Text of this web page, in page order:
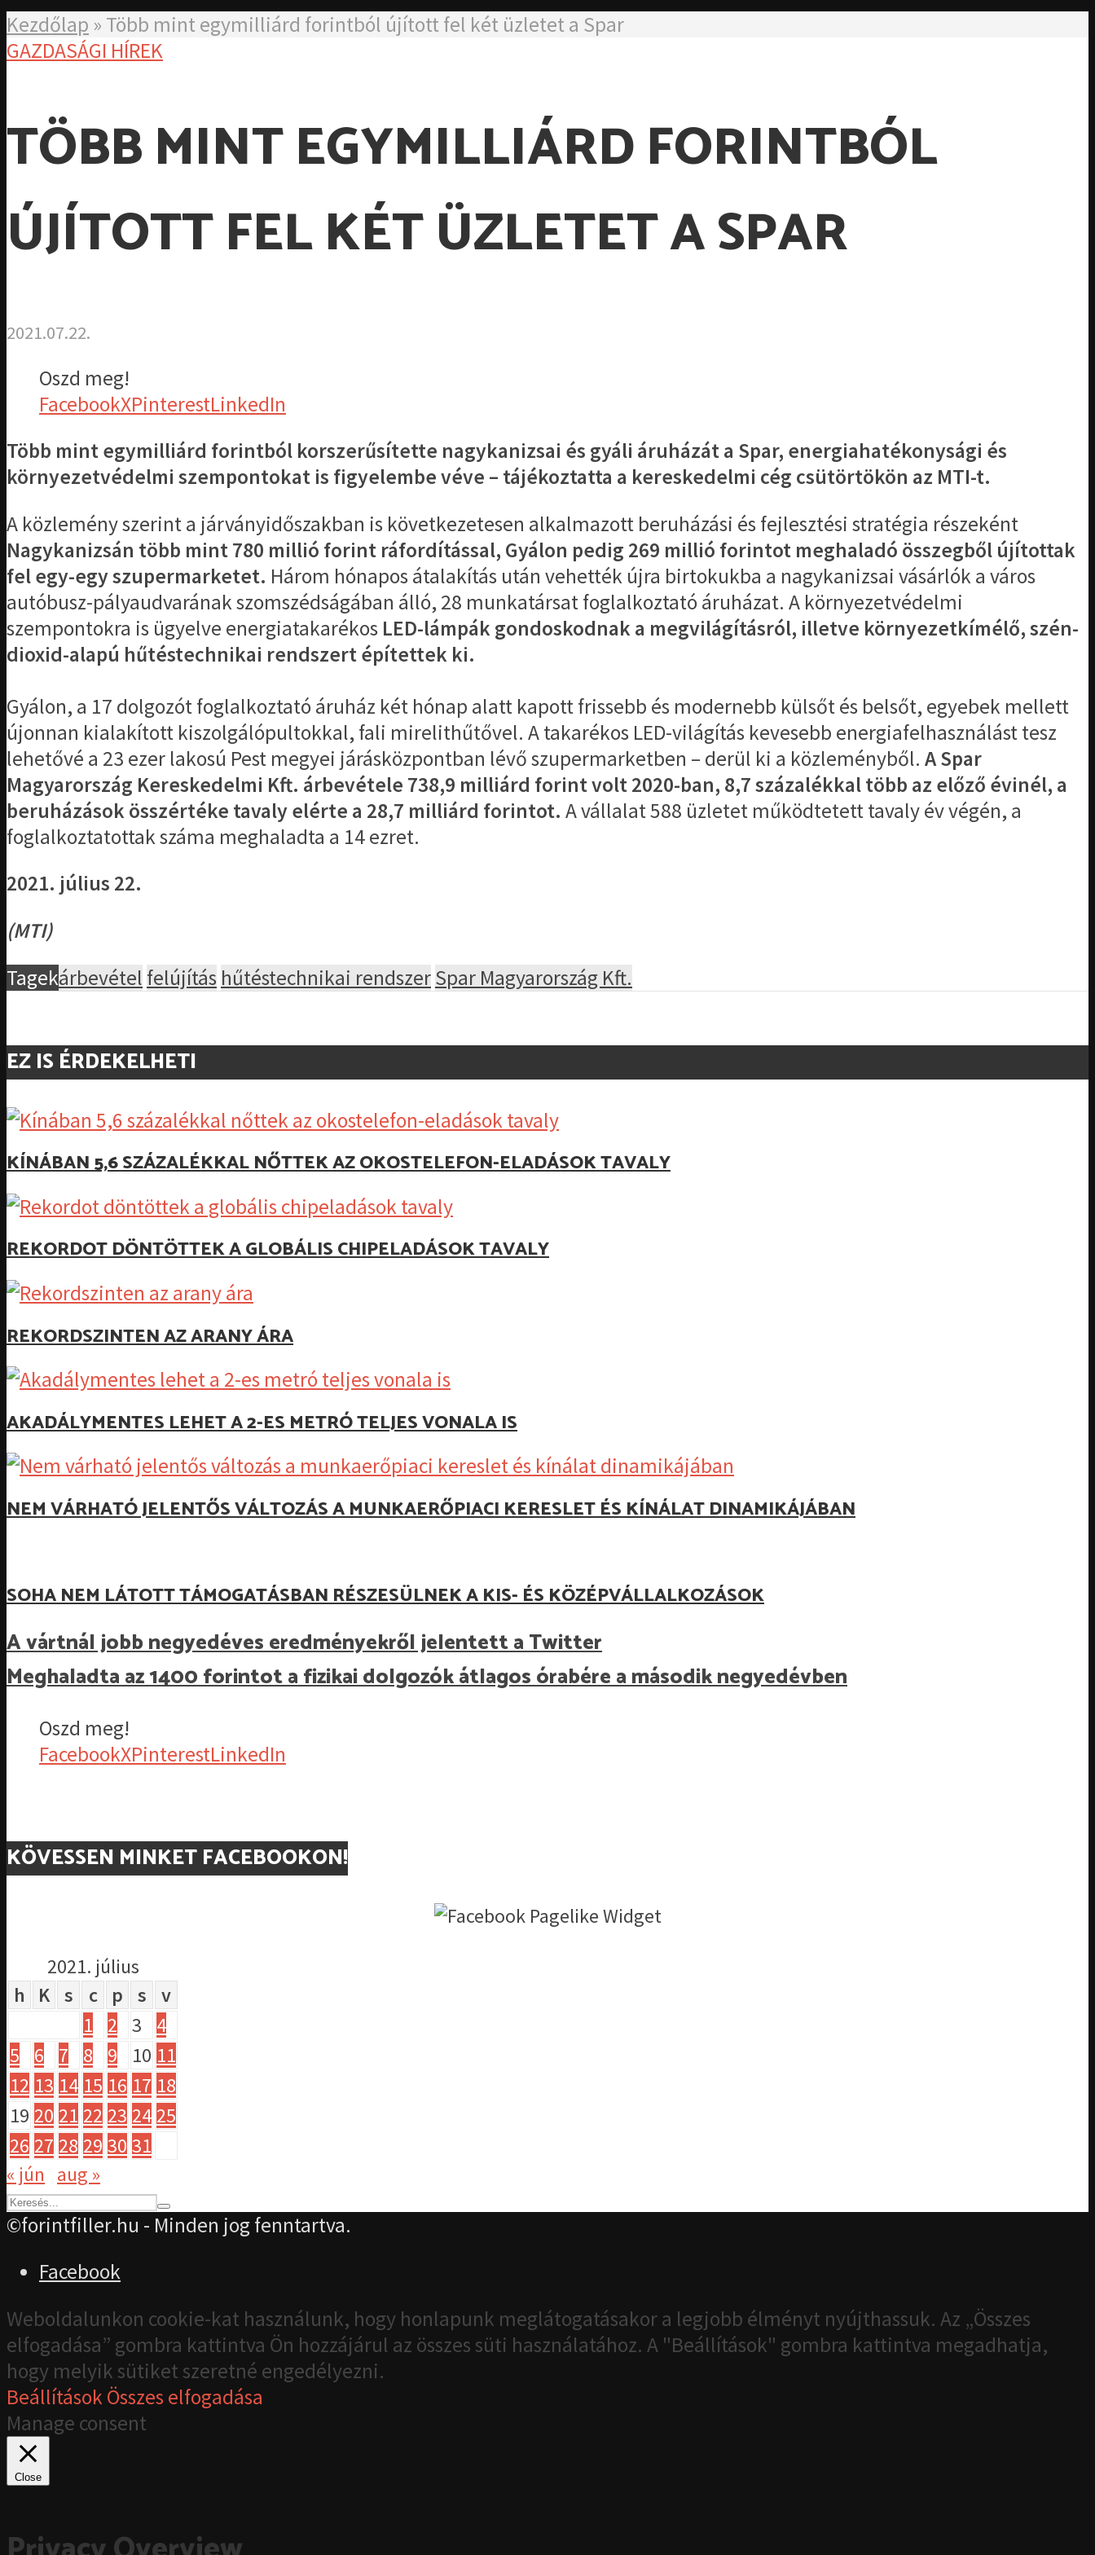
Kezdőlap » Több mint egymilliárd forintból újított fel két üzletet a Spar
GAZDASÁGI HÍREK
TÖBB MINT EGYMILLIÁRD FORINTBÓL
ÚJÍTOTT FEL KÉT ÜZLETET A SPAR
2021.07.22.
Oszd meg!
FacebookXPinterestLinkedIn
Több mint egymilliárd forintból korszerűsítette nagykanizsai és gyáli áruházát a Spar, energiahatékonysági és
környezetvédelmi szempontokat is figyelembe véve – tájékoztatta a kereskedelmi cég csütörtökön az MTI-t.
A közlemény szerint a járványidőszakban is következetesen alkalmazott beruházási és fejlesztési stratégia részeként
Nagykanizsán több mint 780 millió forint ráfordítással, Gyálon pedig 269 millió forintot meghaladó összegből újítottak
fel egy-egy szupermarketet. Három hónapos átalakítás után vehették újra birtokukba a nagykanizsai vásárlók a város
autóbusz-pályaudvarának szomszédságában álló, 28 munkatársat foglalkoztató áruházat. A környezetvédelmi
szempontokra is ügyelve energiatakarékos LED-lámpák gondoskodnak a megvilágításról, illetve környezetkímélő, szén-
dioxid-alapú hűtéstechnikai rendszert építettek ki.
Gyálon, a 17 dolgozót foglalkoztató áruház két hónap alatt kapott frissebb és modernebb külsőt és belsőt, egyebek mellett
újonnan kialakított kiszolgálópultokkal, fali mirelithűtővel. A takarékos LED-világítás kevesebb energiafelhasználást tesz
lehetővé a 23 ezer lakosú Pest megyei járásközpontban lévő szupermarketben – derül ki a közleményből. A Spar
Magyarország Kereskedelmi Kft. árbevétele 738,9 milliárd forint volt 2020-ban, 8,7 százalékkal több az előző évinél, a
beruházások összértéke tavaly elérte a 28,7 milliárd forintot. A vállalat 588 üzletet működtetett tavaly év végén, a
foglalkoztatottak száma meghaladta a 14 ezret.
2021. július 22.
(MTI)
Tagekárbevétel felújítás hűtéstechnikai rendszerSpar Magyarország Kft.
EZ IS ÉRDEKELHETI
KÍNÁBAN 5,6 SZÁZALÉKKAL NŐTTEK AZ OKOSTELEFON-ELADÁSOK TAVALY
REKORDOT DÖNTÖTTEK A GLOBÁLIS CHIPELADÁSOK TAVALY
REKORDSZINTEN AZ ARANY ÁRA
AKADÁLYMENTES LEHET A 2-ES METRÓ TELJES VONALA IS
NEM VÁRHATÓ JELENTŐS VÁLTOZÁS A MUNKAERŐPIACI KERESLET ÉS KÍNÁLAT DINAMIKÁJÁBAN
SOHA NEM LÁTOTT TÁMOGATÁSBAN RÉSZESÜLNEK A KIS- ÉS KÖZÉPVÁLLALKOZÁSOK
A vártnál jobb negyedéves eredményekről jelentett a Twitter
Meghaladta az 1400 forintot a fizikai dolgozók átlagos órabére a második negyedévben
Oszd meg!
FacebookXPinterestLinkedIn
KÖVESSEN MINKET FACEBOOKON!
2021. július
h
K s c p s
v
1
2 3
4
5
6 7 8 9 10 11
12 13 14 15 16 17 18
19 20 21 22 23 24 25
26 27 28 29 30 31
« jún aug »
©forintfiller.hu - Minden jog fenntartva.
Facebook
Weboldalunkon cookie-kat használunk, hogy honlapunk meglátogatásakor a legjobb élményt nyújthassuk. Az „Összes
elfogadása” gombra kattintva Ön hozzájárul az összes süti használatához. A "Beállítások" gombra kattintva megadhatja,
hogy melyik sütiket szeretné engedélyezni.
BeállításokÖsszes elfogadása
Manage consent
Close